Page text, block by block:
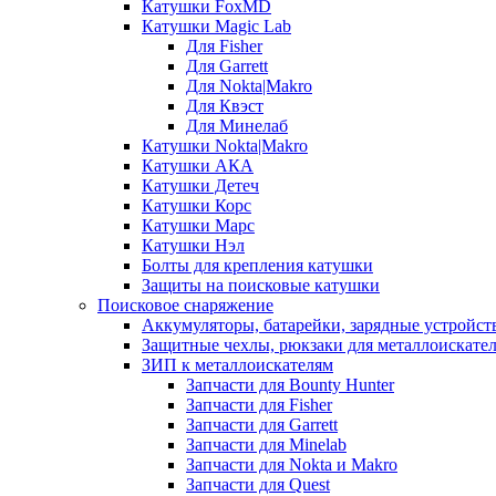
Катушки FoxMD
Катушки Magic Lab
Для Fisher
Для Garrett
Для Nokta|Makro
Для Квэст
Для Минелаб
Катушки Nokta|Makro
Катушки АКА
Катушки Детеч
Катушки Корс
Катушки Марс
Катушки Нэл
Болты для крепления катушки
Защиты на поисковые катушки
Поисковое снаряжение
Аккумуляторы, батарейки, зарядные
Защитные чехлы, рюкзаки для
ЗИП к металлоискателям
Запчасти для Bounty Hunter
Запчасти для Fisher
Запчасти для Garrett
Запчасти для Minelab
Запчасти для Nokta и Makro
Запчасти для Quest